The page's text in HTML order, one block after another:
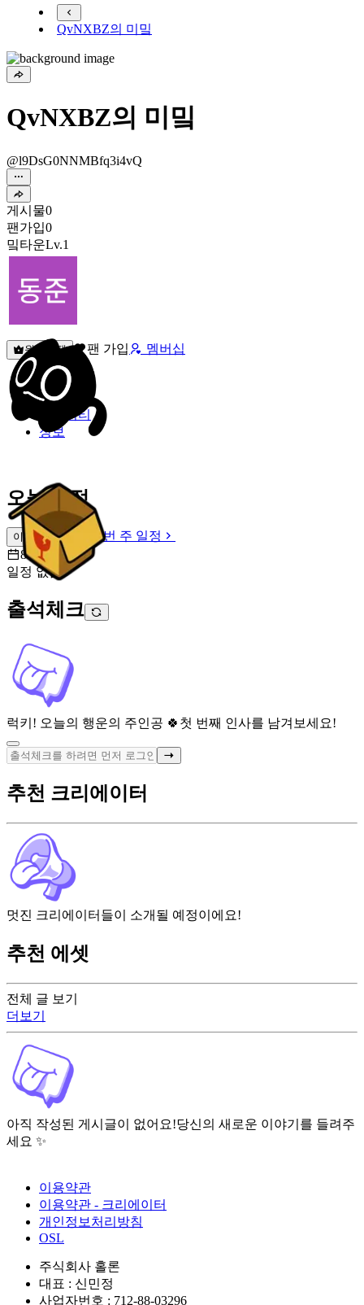
QvNXBZ의 미밐
QvNXBZ의 미밐
@l9DsG0NNMBfq3i4vQ
게시물0
팬가입0
밐타운Lv.1
원픽선택 팬 가입 멤버십
밐타운
피드
커뮤니티
정보
오늘 일정
이번 주 일정
이번 주 일정
8월 7일 [금]
일정 없음
출석체크
럭키! 오늘의 행운의 주인공 🍀 첫 번째 인사를 남겨보세요!
전체 글 보기
더보기
아직 작성된 게시글이 없어요!당신의 새로운 이야기를 들려주
세요 ✨
추천 크리에이터
멋진 크리에이터들이 소개될 예정이에요!
추천 에셋
이용약관
이용약관 - 크리에이터
개인정보처리방침
OSL
주식회사 홀론
대표 : 신민정
사업자번호 : 712-88-03296